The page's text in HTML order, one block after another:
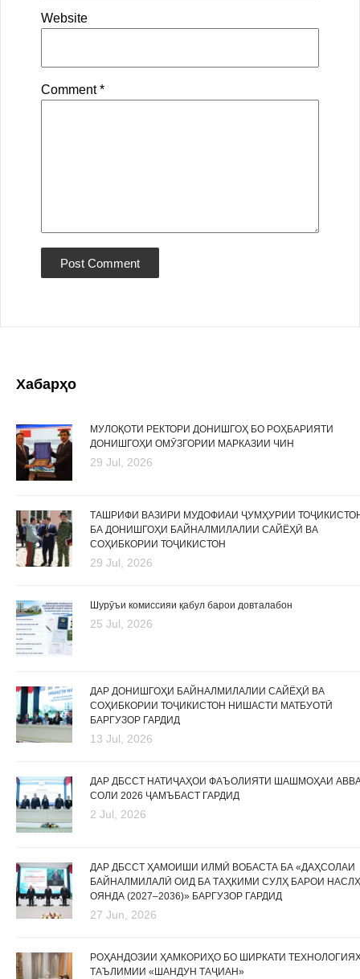
Website
Comment*
Хабарҳо
МУЛОҚОТИ РЕКТОРИ ДОНИШГОҲ БО РОҲБАРИЯТИ
ДОНИШГОҲИ ОМӮЗГОРИИ МАРКАЗИИ ЧИН
29 Jul, 2026
ТАШРИФИ ВАЗИРИ МУДОФИАИ ҶУМҲУРИИ
БА ДОНИШГОҲИ БАЙНАЛМИЛАЛИИ САЙЁҲӢ ВА
СОҲИБКОРИИ ТОҶИКИСТОН
29 Jul, 2026
Шурӯъи комиссияи қабул барои довталабон
25 Jul, 2026
ДАР ДОНИШГОҲИ БАЙНАЛМИЛАЛИИ САЙЁҲӢ ВА
СОҲИБКОРИИ ТОҶИКИСТОН НИШАСТИ МАТБУОТӢ
БАРГУЗОР ГАРДИД
13 Jul, 2026
ДАР ДБССТ НАТИҶАҲОИ ФАЪОЛИЯТИ ШАШМОҲАИ
СОЛИ 2026 ҶАМЪБАСТ ГАРДИД
2 Jul, 2026
ДАР ДБССТ ҲАМОИШИ ИЛМӢ ВОБАСТА БА «ДАҲСОЛАИ
БАЙНАЛМИЛАЛӢ ОИД БА ТАҲКИМИ СУЛҲ БАРОИ
ОЯНДА (2027–2036)» БАРГУЗОР ГАРДИД
27 Jun, 2026
РОҲАНДОЗИИ ҲАМКОРИҲО БО ШИРКАТИ
ТАЪЛИМИИ «ШАНДУН ТАҶИАН»